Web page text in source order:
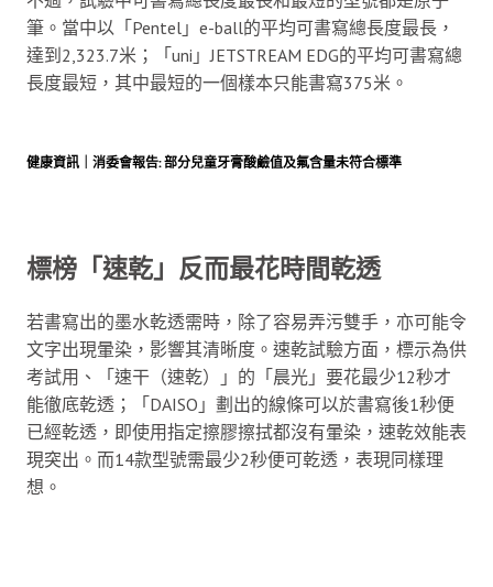
筆。當中以「Pentel」e-ball的平均可書寫總長度最長，
達到2,323.7米；「uni」JETSTREAM EDG的平均可書寫總
長度最短，其中最短的一個樣本只能書寫375米。
健康資訊｜消委會報告: 部分兒童牙膏酸鹼值及氟含量未符合標準
標榜「速乾」反而最花時間乾透
若書寫出的墨水乾透需時，除了容易弄污雙手，亦可能令
文字出現暈染，影響其清晰度。速乾試驗方面，標示為供
考試用、「速干（速乾）」的「晨光」要花最少12秒才
能徹底乾透；「DAISO」劃出的線條可以於書寫後1秒便
已經乾透，即使用指定擦膠擦拭都沒有暈染，速乾效能表
現突出。而14款型號需最少2秒便可乾透，表現同樣理
想。